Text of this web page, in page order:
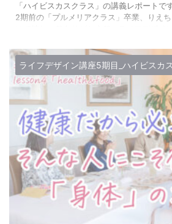
「ハイビスカスクラス」の講義レポート
2期前の「プルメリアクラス」卒業、りえ
3（すべての土台となる心）
LOVE（パートナーシップ・人 ...
ライフデザイン講座5期目_ハイビスカ